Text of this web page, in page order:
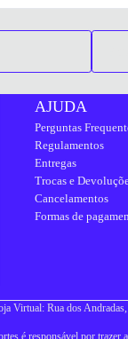
AJUDA
Perguntas
Regulamentos
Entregas
Trocas e
Cancelamentos
Formas de
Virtual: Rua dos
é responsável por